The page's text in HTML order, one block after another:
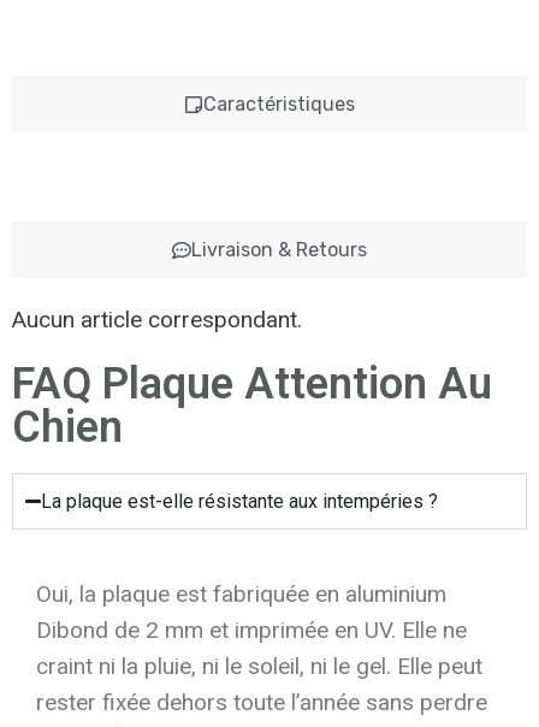
Caractéristiques
Livraison & Retours
Aucun article correspondant.
FAQ Plaque Attention Au
Chien
La plaque est-elle résistante aux intempéries ?
Oui, la plaque est fabriquée en aluminium
Dibond de 2 mm et imprimée en UV. Elle ne
craint ni la pluie, ni le soleil, ni le gel. Elle peut
rester fixée dehors toute l’année sans perdre